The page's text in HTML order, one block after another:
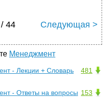
44 Следующая >
Менеджмент
481
- Лекции + Словарь
153
- Ответы на вопросы